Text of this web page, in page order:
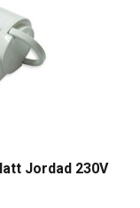
Jordad 230V